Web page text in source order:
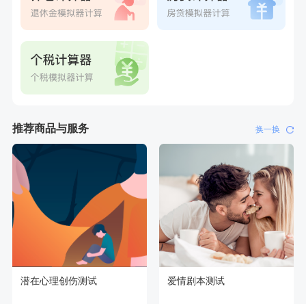
推荐商品与服务 换一换
潜在心理创伤测试 爱情剧本测试